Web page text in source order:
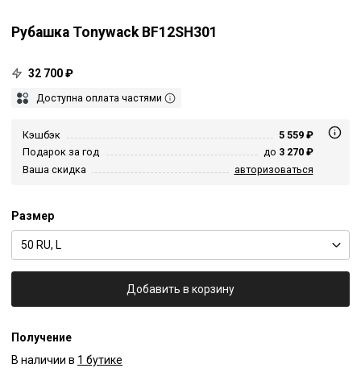
Рубашка Tonywack BF12SH301
32 700 ₽
Доступна оплата частями
Кэшбэк
5 559 ₽
Подарок за год
до 3 270 ₽
Ваша скидка
авторизоваться
Размер
50 RU, L
Добавить в корзину
Получение
В наличии в 1 бутике